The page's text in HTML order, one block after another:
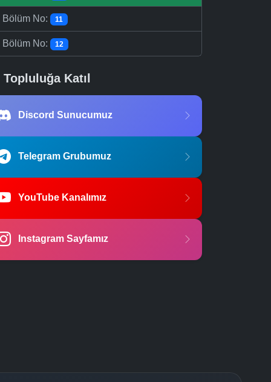
Bölüm No: 11
Bölüm No: 12
Topluluğa Katıl
Discord Sunucumuz
Telegram Grubumuz
YouTube Kanalımız
Instagram Sayfamız